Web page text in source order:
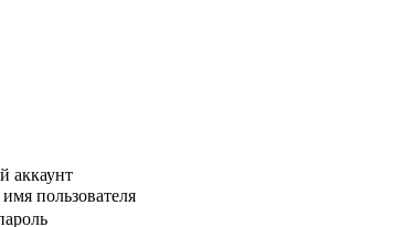
аккаунт
пользователя